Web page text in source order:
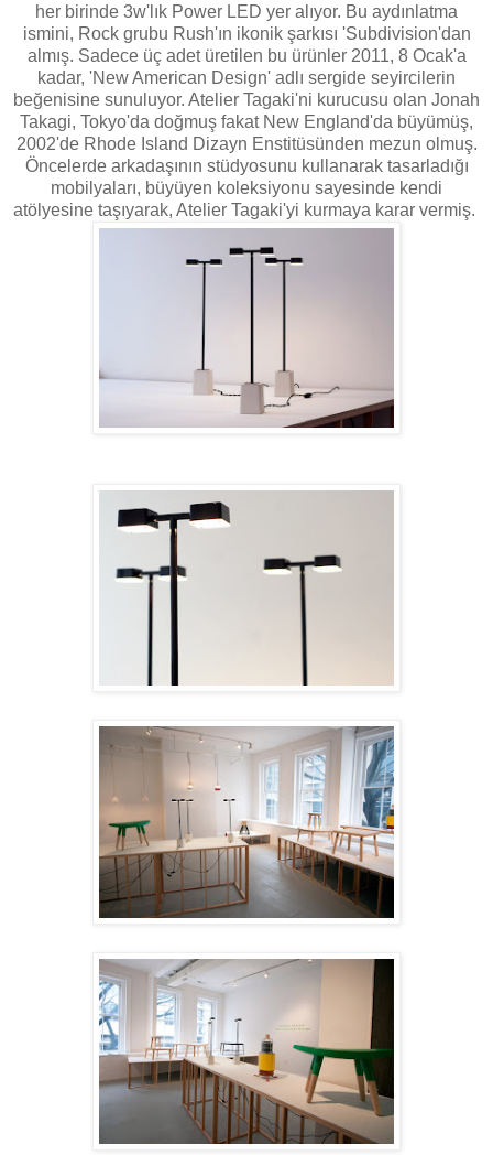
her birinde 3w'lık Power LED yer alıyor. Bu aydınlatma
ismini, Rock grubu Rush'ın ikonik şarkısı 'Subdivision'dan
almış. Sadece üç adet üretilen bu ürünler 2011, 8 Ocak'a
kadar, 'New American Design' adlı sergide seyircilerin
beğenisine sunuluyor. Atelier Tagaki'ni kurucusu olan Jonah
Takagi, Tokyo'da doğmuş fakat New England'da büyümüş,
2002'de Rhode Island Dizayn Enstitüsünden mezun olmuş.
Öncelerde arkadaşının stüdyosunu kullanarak tasarladığı
mobilyaları, büyüyen koleksiyonu sayesinde kendi
atölyesine taşıyarak, Atelier Tagaki'yi kurmaya karar vermiş.